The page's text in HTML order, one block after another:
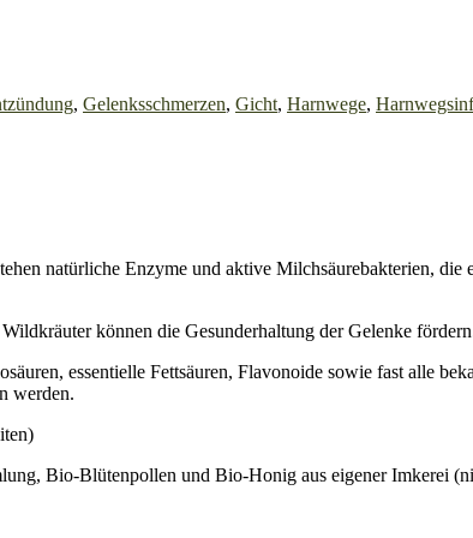
, Gelenksschmerzen, Gicht, Harnwege,
natürliche Enzyme und aktive Milchsäurebakterien, die
können die Gesunderhaltung der Gelenke
essentielle Fettsäuren, Flavonoide sowie fast alle
werden.
Bio-Blütenpollen und Bio-Honig aus eigener Imkerei